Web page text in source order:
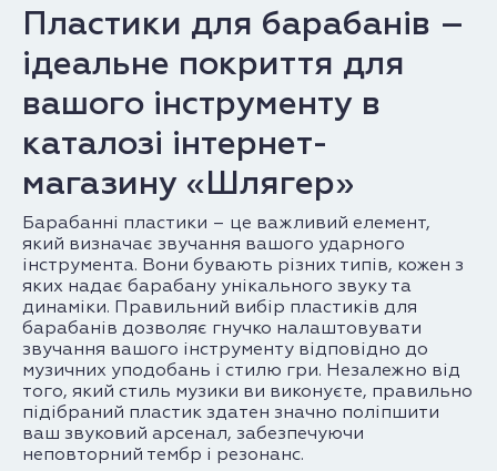
Пластики для барабанів –
ідеальне покриття для
вашого інструменту в
каталозі інтернет-
магазину «Шлягер»
Барабанні пластики – це важливий елемент,
який визначає звучання вашого ударного
інструмента. Вони бувають різних типів, кожен з
яких надає барабану унікального звуку та
динаміки. Правильний вибір пластиків для
барабанів дозволяє гнучко налаштовувати
звучання вашого інструменту відповідно до
музичних уподобань і стилю гри. Незалежно від
того, який стиль музики ви виконуєте, правильно
підібраний пластик здатен значно поліпшити
ваш звуковий арсенал, забезпечуючи
неповторний тембр і резонанс.